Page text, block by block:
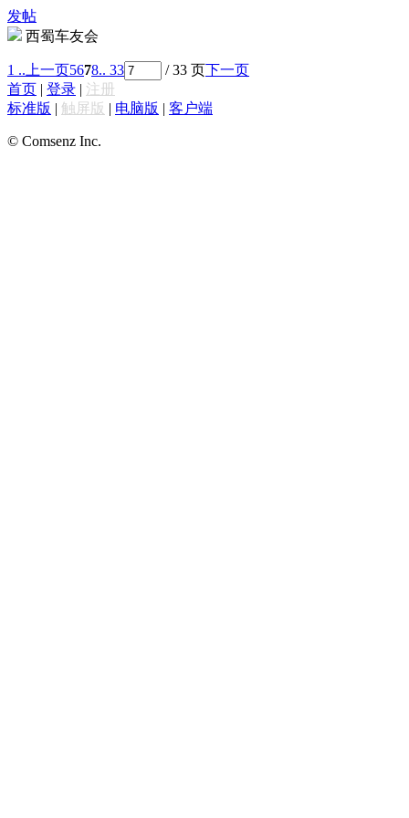
发帖
西蜀车友会
1 .. 上一页5678.. 33 / 33 页下一页
首页 | 登录 | 注册
标准版 | 触屏版 | 电脑版 | 客户端
© Comsenz Inc.